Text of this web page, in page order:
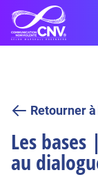
Retourner
Les
au